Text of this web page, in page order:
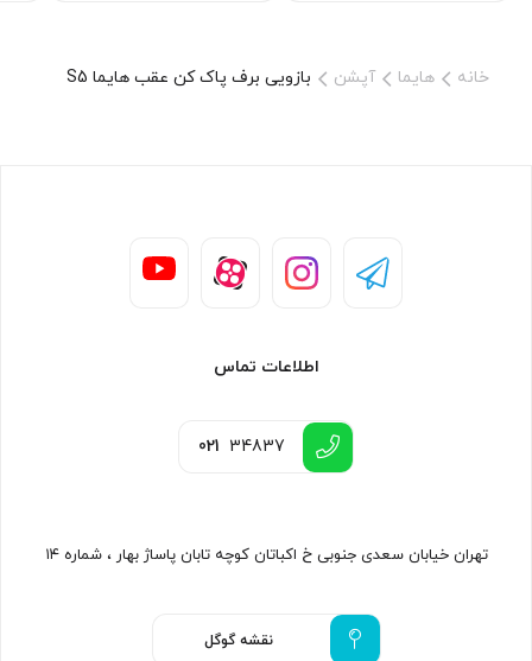
خانه هایما آپشن بازویی برف پاک کن عقب هایما S5
اطلاعات تماس
021 34837
تهران خیابان سعدی جنوبی خ اکباتان کوچه تابان پاساژ بهار ، شماره ۱۴
نقشه گوگل